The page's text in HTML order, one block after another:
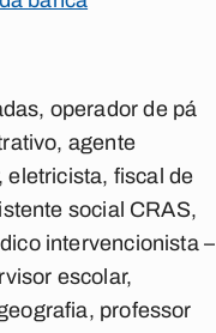
operador de pá
agente
eletricista, fiscal de
social CRAS,
intervencionista –
escolar,
professor